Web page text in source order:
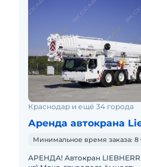
Краснодар и ещё 34 города
Аренда автокрана
Минимальное время заказа: 8
АРЕНДА! Автокран LIEBHERR